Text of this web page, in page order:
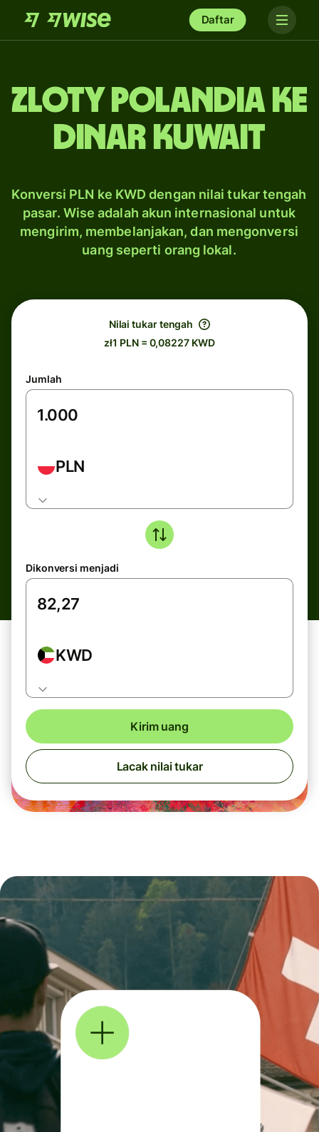
Daftar
zloty Polandia ke
dinar Kuwait
Konversi PLN ke KWD dengan nilai tukar tengah
pasar. Wise adalah akun internasional untuk
mengirim, membelanjakan, dan mengonversi
uang seperti orang lokal.
Nilai tukar tengah
zł1 PLN = 0,08227 KWD
Jumlah
PLN
Dikonversi menjadi
KWD
Kirim uang
Lacak nilai tukar